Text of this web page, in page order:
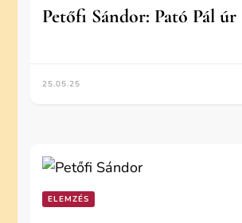
Petőfi Sándor: Pató Pál úr
25.05.25
ELEMZÉS